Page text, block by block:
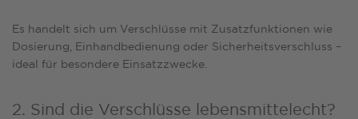
Es handelt sich um Verschlüsse mit Zusatzfunktionen wie
Dosierung, Einhandbedienung oder Sicherheitsverschluss –
ideal für besondere Einsatzzwecke.
2. Sind die Verschlüsse lebensmittelecht?